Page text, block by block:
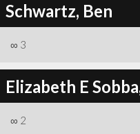
Schwartz, Ben
∞ 3
Elizabeth E
∞ 2